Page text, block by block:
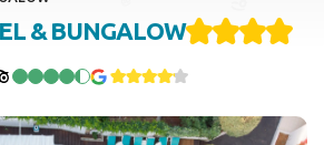
& BUNGALOW